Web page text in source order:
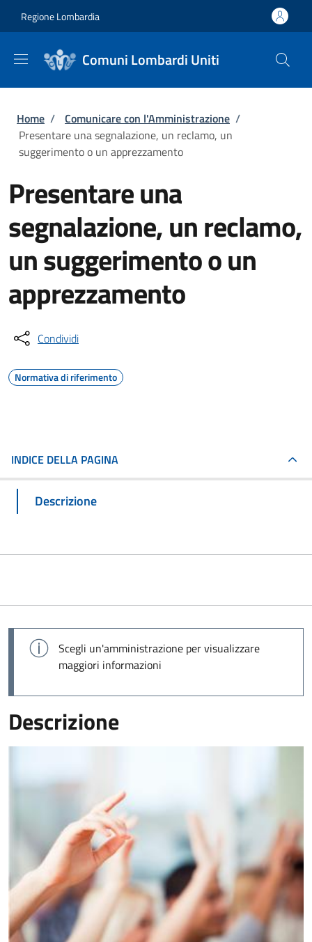
Regione Lombardia
Comuni Lombardi Uniti
Briciole di pane
Home / Comunicare con l'Amministrazione /
Presentare una segnalazione, un reclamo, un
suggerimento o un apprezzamento
Presentare una
segnalazione, un reclamo,
un suggerimento o un
apprezzamento
Condividi
Normativa di riferimento
INDICE DELLA PAGINA
Descrizione
Scegli un'amministrazione per visualizzare
maggiori informazioni
Descrizione